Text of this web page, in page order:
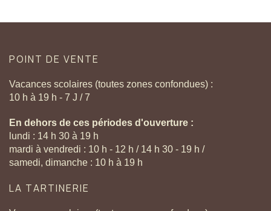
POINT DE VENTE
Vacances scolaires (toutes zones confondues) :
10 h à 19 h - 7 J / 7
En dehors de ces périodes d'ouverture :
lundi : 14 h 30 à 19 h
mardi à vendredi : 10 h - 12 h / 14 h 30 - 19 h /
samedi, dimanche : 10 h à 19 h
LA TARTINERIE